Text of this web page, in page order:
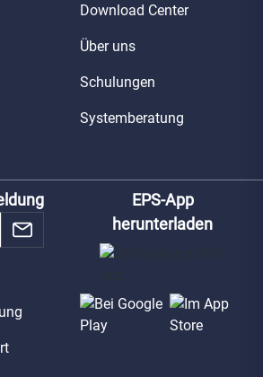
Download Center
Über uns
Schulungen
Systemberatung
EPS-App
herunterladen